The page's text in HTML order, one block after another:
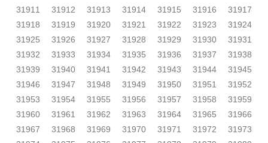
31911
31912 31913 31914 31915 31916
31917
31918
31919 31920 31921 31922 31923
31924
31925
31926 31927 31928 31929 31930
31931
31932
31933 31934 31935 31936 31937
31938
31939
31940 31941 31942 31943 31944
31945
31946
31947 31948 31949 31950 31951
31952
31953
31954 31955 31956 31957 31958
31959
31960
31961 31962 31963 31964 31965
31966
31967
31968 31969 31970 31971 31972
31973